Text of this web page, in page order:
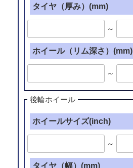
タイヤ（厚み）(mm)
～
ホイール（リム深さ）(mm)
～
後輪ホイール
ホイールサイズ(inch)
～
タイヤ（幅）(mm)